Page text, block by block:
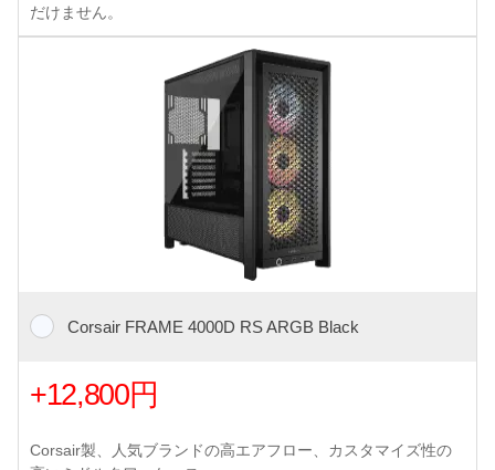
だけません。
Corsair FRAME 4000D RS ARGB Black
+12,800円
Corsair製、人気ブランドの高エアフロー、カスタマイズ性の